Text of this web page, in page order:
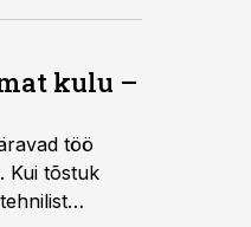
kulu –
töö
Kui tõstuk